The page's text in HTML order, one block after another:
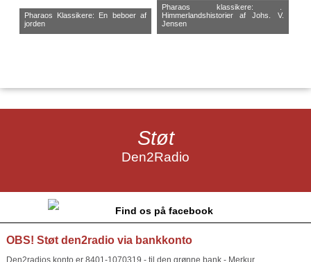
Pharaos Klassikere: En beboer af
jorden
Pharaos klassikere: .
Himmerlandshistorier af Johs. V.
Jensen
Støt
Den2Radio
Find os på facebook
OBS! Støt den2radio via bankkonto
Den2radios konto er 8401-1070319 - til den grønne bank - Merkur